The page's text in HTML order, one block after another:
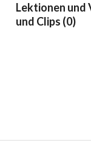
Lektionen und
und Clips (0)